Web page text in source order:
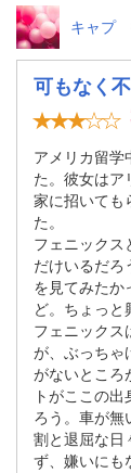
キャプ
可もなく
アメリカ留学
た。彼女はア
家に招いても
た。
フェニックス
だけいるだろ
を見てみたか
ど。ちょっと
フェニックス
が、ぶっちゃ
がないところ
トがここの
ろう。車が無
割と退屈な日
ず、嫌いにも